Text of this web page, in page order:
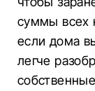
суммы всех
если дома
легче